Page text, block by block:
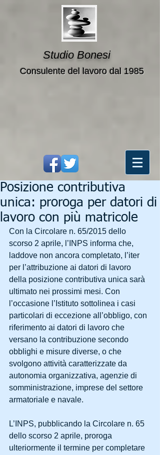
Studio Bonesi
Consulente del lavoro dal 1985
Posizione contributiva
unica: proroga per datori di
lavoro con più matricole
Con la Circolare n. 65/2015 dello
scorso 2 aprile, l’INPS informa che,
laddove non ancora completato, l’iter
per l’attribuzione ai datori di lavoro
della posizione contributiva unica sarà
ultimato nei prossimi mesi. Con
l’occasione l’Istituto sottolinea i casi
particolari di eccezione all’obbligo, con
riferimento ai datori di lavoro che
versano la contribuzione secondo
obblighi e misure diverse, o che
svolgono attività caratterizzate da
autonomia organizzativa, agenzie di
somministrazione, imprese del settore
armatoriale e navale.
L’INPS, pubblicando la Circolare n. 65
dello scorso 2 aprile, proroga
ulteriormente il termine per completare